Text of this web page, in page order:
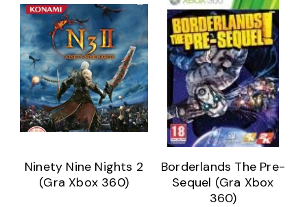
Ninety Nine Nights 2
(Gra Xbox 360)
Borderlands The Pre-
Sequel (Gra Xbox
360)